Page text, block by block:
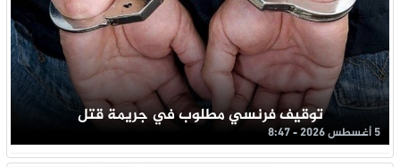
توقيف فرنسي مطلوب في جريمة قتل
5 أغسطس 2026 - 8:47